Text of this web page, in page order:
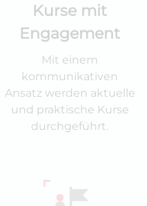
Kurse mit
Engagement
Mit einem
kommunikativen
Ansatz werden aktuelle
und praktische Kurse
durchgeführt.